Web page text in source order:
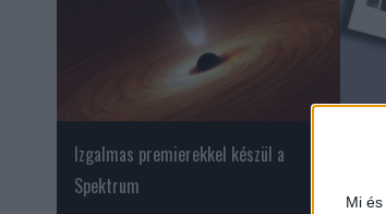
Mi
Izgalmas premierekkel készül a
Spektrum